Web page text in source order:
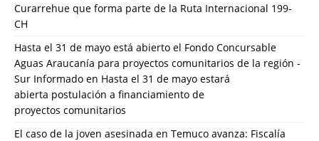
Curarrehue que forma parte de la Ruta Internacional 199-
CH
Hasta el 31 de mayo está abierto el Fondo Concursable
Aguas Araucanía para proyectos comunitarios de la región -
Sur Informado en Hasta el 31 de mayo estará
abierta postulación a financiamiento de
proyectos comunitarios
El caso de la joven asesinada en Temuco avanza: Fiscalía